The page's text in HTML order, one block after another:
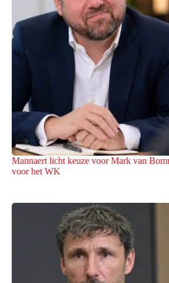
Mannaert licht keuze voor Mark van
voor het WK